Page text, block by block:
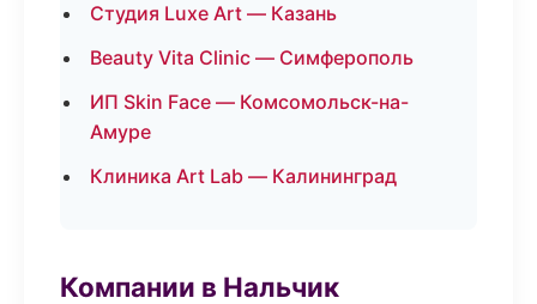
Студия Luxe Art — Казань
Beauty Vita Clinic — Симферополь
ИП Skin Face — Комсомольск-на-
Амуре
Клиника Art Lab — Калининград
Компании в Нальчик